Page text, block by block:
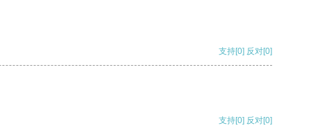
支持[0] 反对[0]
支持[0] 反对[0]